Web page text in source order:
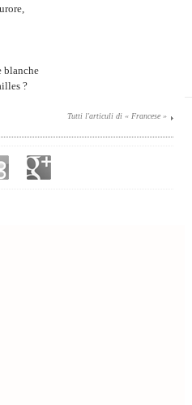
blanche
?
Tutti l'articuli di « Francese »